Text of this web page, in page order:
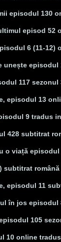
episodul 130
episod 52
6 (11-12)
unește episodul
117 sezonul
episodul 13
9 tradus
428 subtitrat
o viață episodul
subtitrat română
episodul 11
în jos episodul
105
10 online